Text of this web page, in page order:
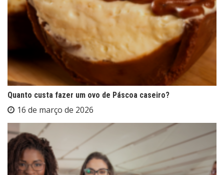
Quanto custa fazer um ovo de Páscoa caseiro?
16 de março de 2026